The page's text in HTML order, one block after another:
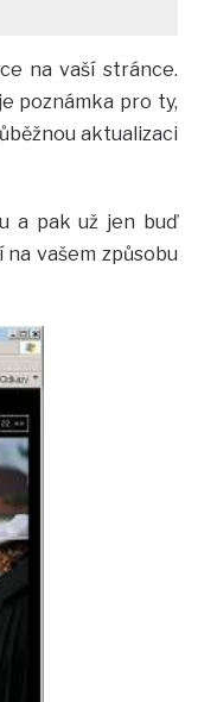
na vaší stránce.
poznámka pro ty,
aktualizaci
a pak už jen buď
vašem způsobu